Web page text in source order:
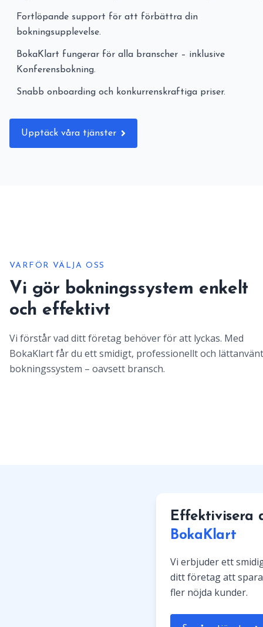
Fortlöpande support för att förbättra din
bokningsupplevelse.
BokaKlart fungerar för alla branscher – inklusive
Konferensbokning.
Snabb onboarding och konkurrenskraftiga priser.
Upptäck våra tjänster
VARFÖR VÄLJA OSS
Vi gör bokningssystem enkelt
och effektivt
Vi förstår vad ditt företag behöver för att lyckas. Med
BokaKlart får du ett smidigt, professionellt och lättanvänt
bokningssystem – oavsett bransch.
Effektivisera
BokaKlart
Vi erbjuder ett
ditt företag att
fler nöjda kunder.